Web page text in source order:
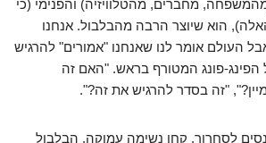
מחברים, מהטלוויזיה) והפנימי (כי
הוא שיוצר הרבה מהבלבול. אנחנו
העולם אומר לנו שאנחנו "אמורים" להרגיש
פונג המטורף בראש. "האם זה
"זה בסדר להרגיש את זה?".
לסחרור, קחו נשימה עמוקה. הבלבול